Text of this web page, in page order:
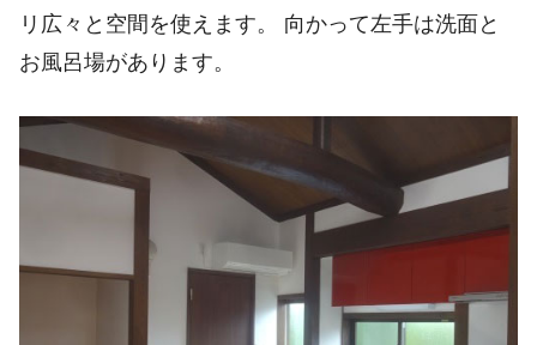
リ広々と空間を使えます。 向かって左手は洗面と
お風呂場があります。